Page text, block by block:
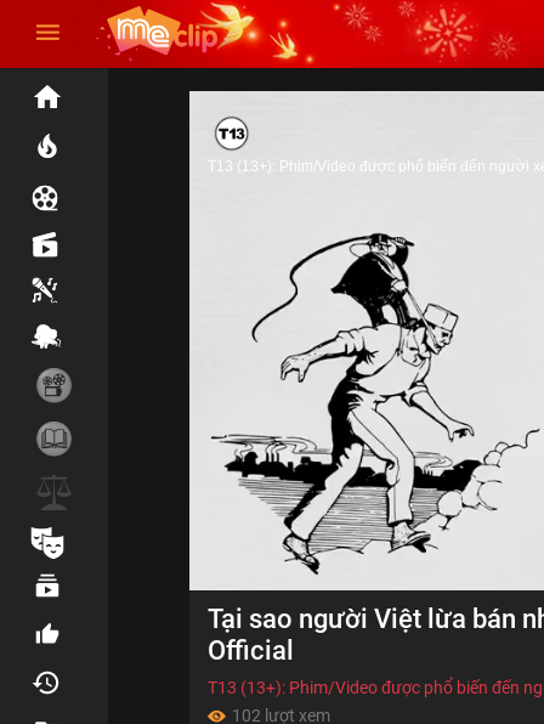
06:11Volume
0%
T13 (13+): Phim/Video được phổ biến đến người
Tại sao người Việt lừa bán
Official
T13 (13+): Phim/Video được phổ biến đến
102 lượt xem